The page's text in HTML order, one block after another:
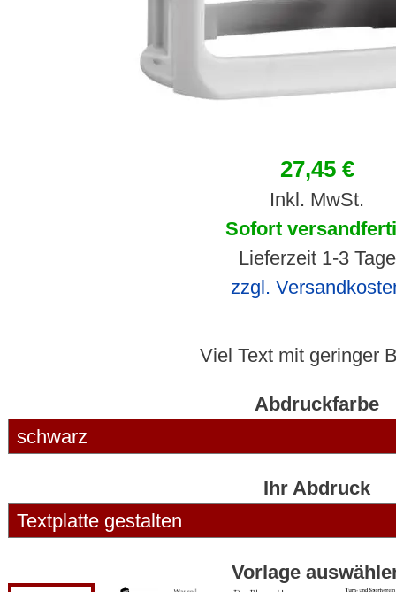
27,45 €
Inkl. MwSt.
Sofort
Lieferzeit 1-3 Tage
zzgl.
Viel Text mit geringer
Abdruckfarbe
Ihr Abdruck
Vorlage